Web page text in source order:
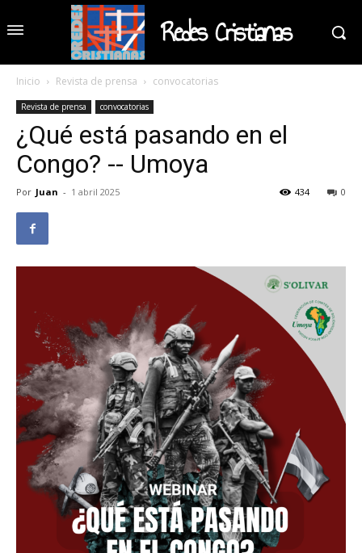
Redes Cristianas
Inicio Revista de prensa convocatorias
Revista de prensa convocatorias
¿Qué está pasando en el
Congo? -- Umoya
Por Juan - 1 abril 2025 0
434